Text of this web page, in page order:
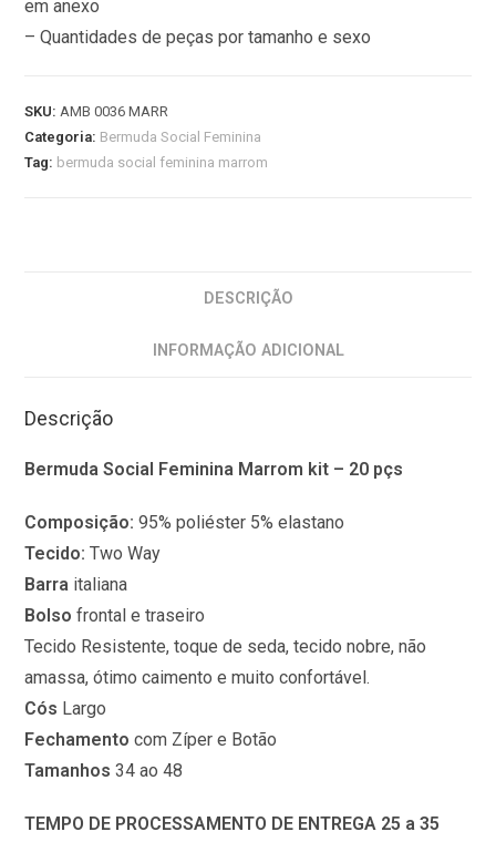
em anexo
– Quantidades de peças por tamanho e sexo
SKU: AMB 0036 MARR
Categoria: Bermuda Social Feminina
Tag: bermuda social feminina marrom
DESCRIÇÃO
INFORMAÇÃO ADICIONAL
Descrição
Bermuda Social Feminina Marrom kit – 20 pçs
Composição: 95% poliéster 5% elastano
Tecido: Two Way
Barra italiana
Bolso frontal e traseiro
Tecido Resistente, toque de seda, tecido nobre, não
amassa, ótimo caimento e muito confortável.
Cós Largo
Fechamento com Zíper e Botão
Tamanhos 34 ao 48
TEMPO DE PROCESSAMENTO DE ENTREGA 25 a 35